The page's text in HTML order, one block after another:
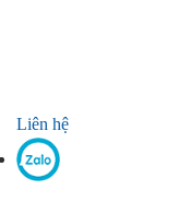
Liên hệ